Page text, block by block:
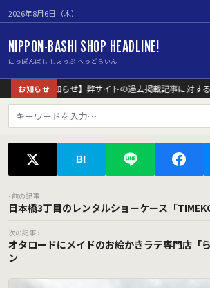
2026年8月6日（木）
NIPPON-BASHI SHOP HEADLINE!
にっぽんばし しょっぷ へっどらいん
お知らせ
【重要なお知らせ】弊サイトの過去掲載記事に対する
B!
‹ 前の記事
日本橋3丁目のレンタルショーケース「
次の記事 ›
オタロードにメイドのお絵かきラテ専門店「
ン